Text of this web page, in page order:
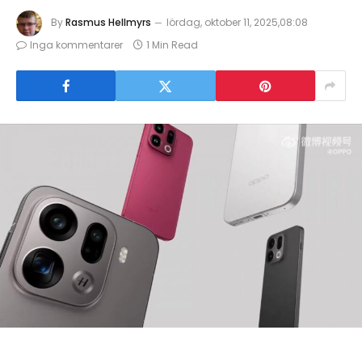
ByRasmus Hellmyrs
lördag, oktober 11, 2025,08:08
Inga kommentarer
1 Min Read